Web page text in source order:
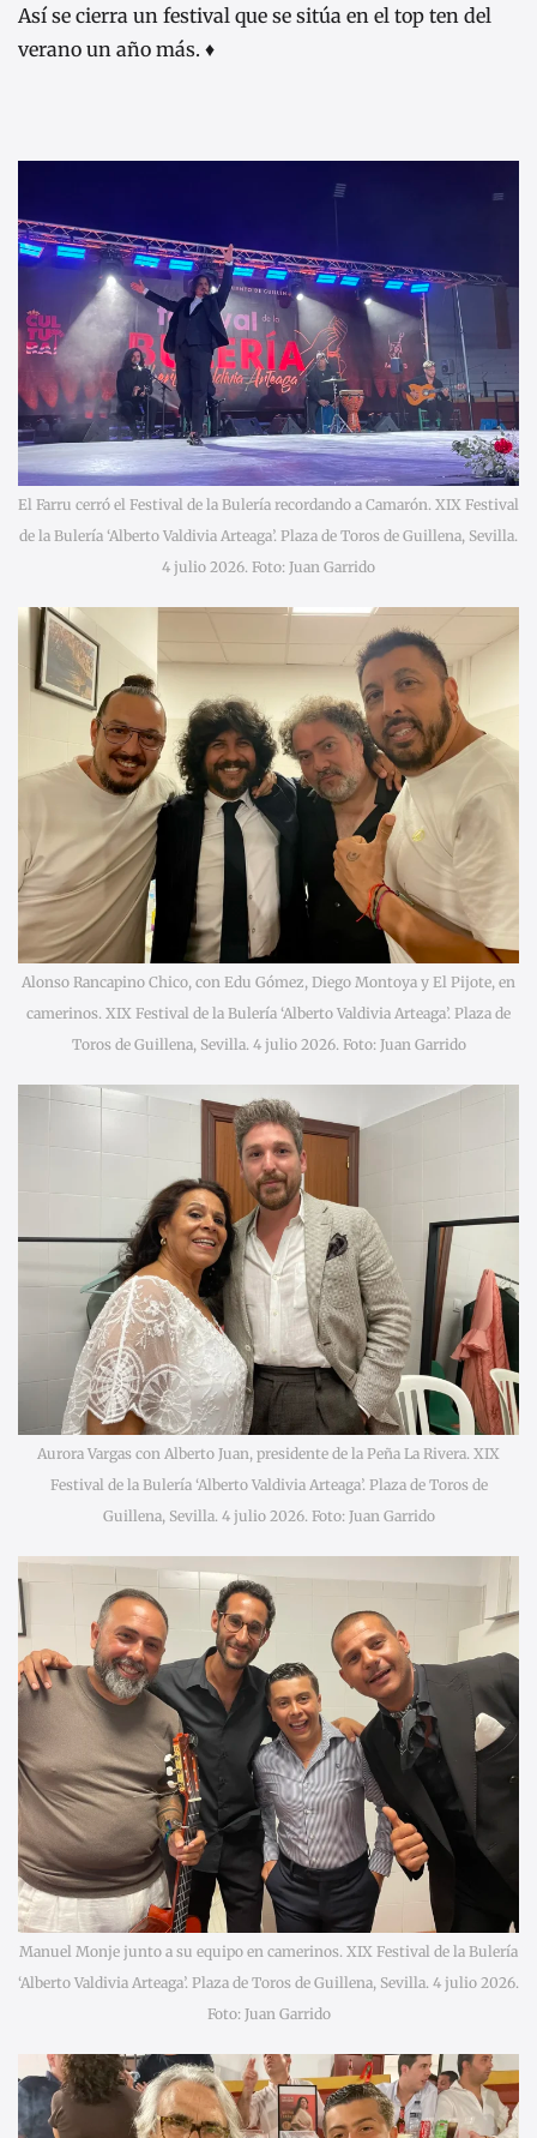
Así se cierra un festival que se sitúa en el top ten del
verano un año más. ♦
El Farru cerró el Festival de la Bulería recordando a Camarón. XIX Festival
de la Bulería ‘Alberto Valdivia Arteaga’. Plaza de Toros de Guillena, Sevilla.
4 julio 2026. Foto: Juan Garrido
Alonso Rancapino Chico, con Edu Gómez, Diego Montoya y El Pijote, en
camerinos. XIX Festival de la Bulería ‘Alberto Valdivia Arteaga’. Plaza de
Toros de Guillena, Sevilla. 4 julio 2026. Foto: Juan Garrido
Aurora Vargas con Alberto Juan, presidente de la Peña La Rivera. XIX
Festival de la Bulería ‘Alberto Valdivia Arteaga’. Plaza de Toros de
Guillena, Sevilla. 4 julio 2026. Foto: Juan Garrido
Manuel Monje junto a su equipo en camerinos. XIX Festival de la Bulería
‘Alberto Valdivia Arteaga’. Plaza de Toros de Guillena, Sevilla. 4 julio 2026.
Foto: Juan Garrido